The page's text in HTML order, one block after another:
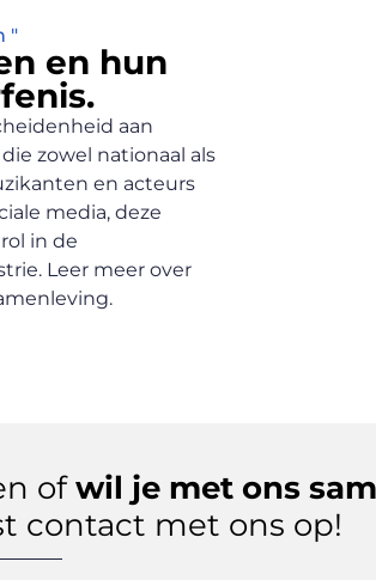
"
en hun
aan
zowel nationaal als
en acteurs
media, deze
in de
Leer meer over
ofwil je met ons
contact met ons op!